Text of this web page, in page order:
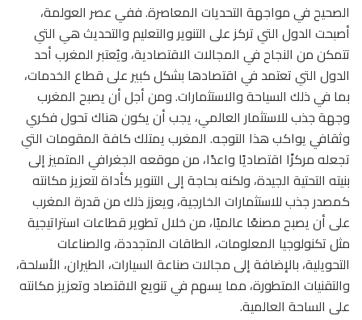
الصحيح في مواجهة التحديات المعاصرة. ففي عصر العولمة،
أصبحت الدول التي تركز على التنوير والتعليم والتحديث هي التي
تتمكن من النجاح في المجالات الاقتصادية، ويُعتبر المغرب أحد
الدول التي تعتمد في اقتصادها بشكل كبير على قطاع الخدمات،
بما في ذلك السياحة والاستثمارات. ومن أجل أن يصبح المغرب
وجهة جذب للاستثمار العالمي، يجب أن يكون هناك تحول فكري
وثقافي يواكب هذا التوجه. المغرب يمتلك كافة المقومات التي
تجعله مركزًا اقتصاديًا واعدًا، من موقعه الجغرافي المتميز إلى
بنيته التحتية الجيدة، ولكنه بحاجة إلى التنوير كأداة لتعزيز مكانته
كمصدر جذب للاستثمارات الخارجية، ويعزز ذلك من قدرة المغرب
على أن يصبح مصنعًا عالميًا، من خلال تطوير قطاعات استراتيجية
مثل تكنولوجيا المعلومات، الطاقات المتجددة، والصناعات
التحويلية، بالإضافة إلى مجالات صناعة السيارات، الطيران، الأسلحة،
والتقنيات المتطورة، مما يسهم في تنويع الاقتصاد وتعزيز مكانته
على الساحة العالمية.